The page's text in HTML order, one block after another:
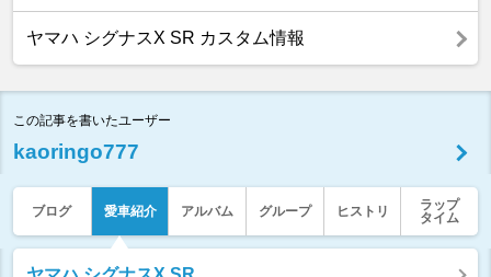
ヤマハ シグナスX SR カスタム情報
この記事を書いたユーザー
kaoringo777
ブログ 愛車紹介 アルバム グループ ヒストリ
ラップ
タイム